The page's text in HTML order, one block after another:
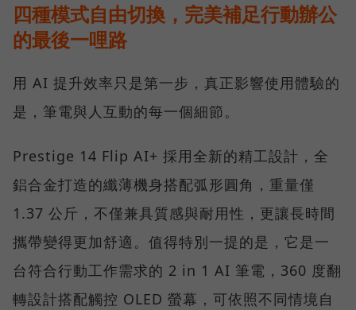
四種模式自由切換，完美補足行動辦公
的最後一哩路
用 AI 提升效率只是第一步，真正影響使用體驗的
是，筆電與人互動的每一個細節。
Prestige 14 Flip AI+ 採用全新的精工設計，全
鋁合金打造的纖薄機身搭配弧形圓角，重量僅
1.37 公斤，不僅兼具質感與耐用性，更讓長時間
攜帶變得更加舒適。值得特別一提的是，它是一
台符合行動工作需求的 2 in 1 AI 筆電，360 度翻
轉設計搭配觸控 OLED 螢幕，可依照不同情境自